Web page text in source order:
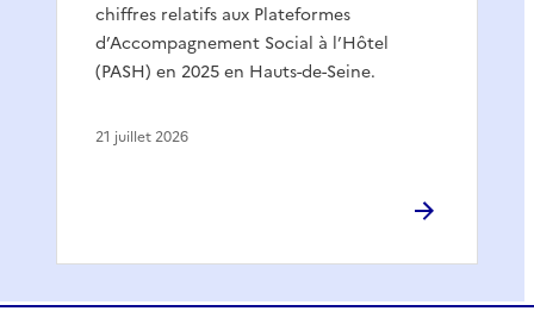
chiffres relatifs aux Plateformes
d’Accompagnement Social à l’Hôtel
(PASH) en 2025 en Hauts-de-Seine.
21 juillet 2026